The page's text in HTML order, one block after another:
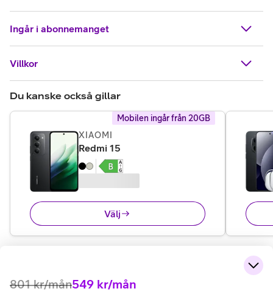
Ingår i abonnemanget
Villkor
Du kanske också gillar
Mobilen ingår från 20GB
XIAOMI
Redmi 15
Välj
801 kr/mån549 kr/mån